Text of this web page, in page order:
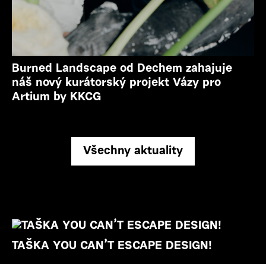
Burned Landscape od Dechem zahajuje
náš nový kurátorský projekt Vázy pro
Artium by KKCG
Všechny aktuality
TAŠKA YOU CAN’T ESCAPE DESIGN!